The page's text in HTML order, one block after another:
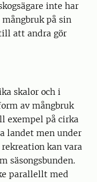
inte har
på sin
att andra gör
skalor och i
av mångbruk
exempel på cirka
landet men under
kan vara
säsongsbunden.
parallellt med